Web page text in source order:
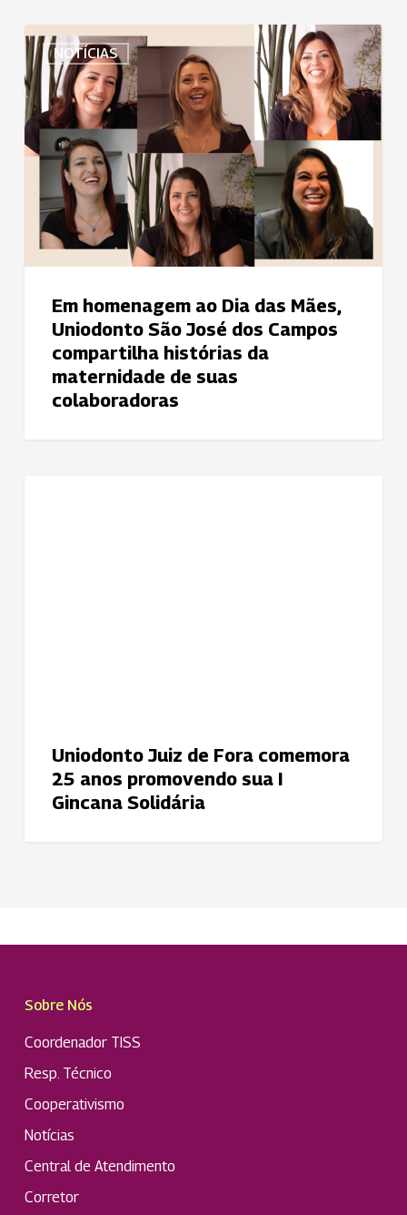
NOTÍCIAS
Em
homenagem
ao
Dia
das
Mães,
Uniodonto
São
José
dos
Campos
compartilha
histórias
maternidade
Em homenagem ao Dia das Mães,
Uniodonto São José dos Campos
compartilha histórias da
maternidade de suas
colaboradoras
Solidária
Uniodonto Juiz de Fora comemora
25 anos promovendo sua I
Gincana Solidária
Sobre Nós
Coordenador TISS
Resp. Técnico
Cooperativismo
Notícias
Central de Atendimento
Corretor